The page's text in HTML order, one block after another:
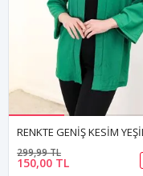
150,00 TL
299,99 TL